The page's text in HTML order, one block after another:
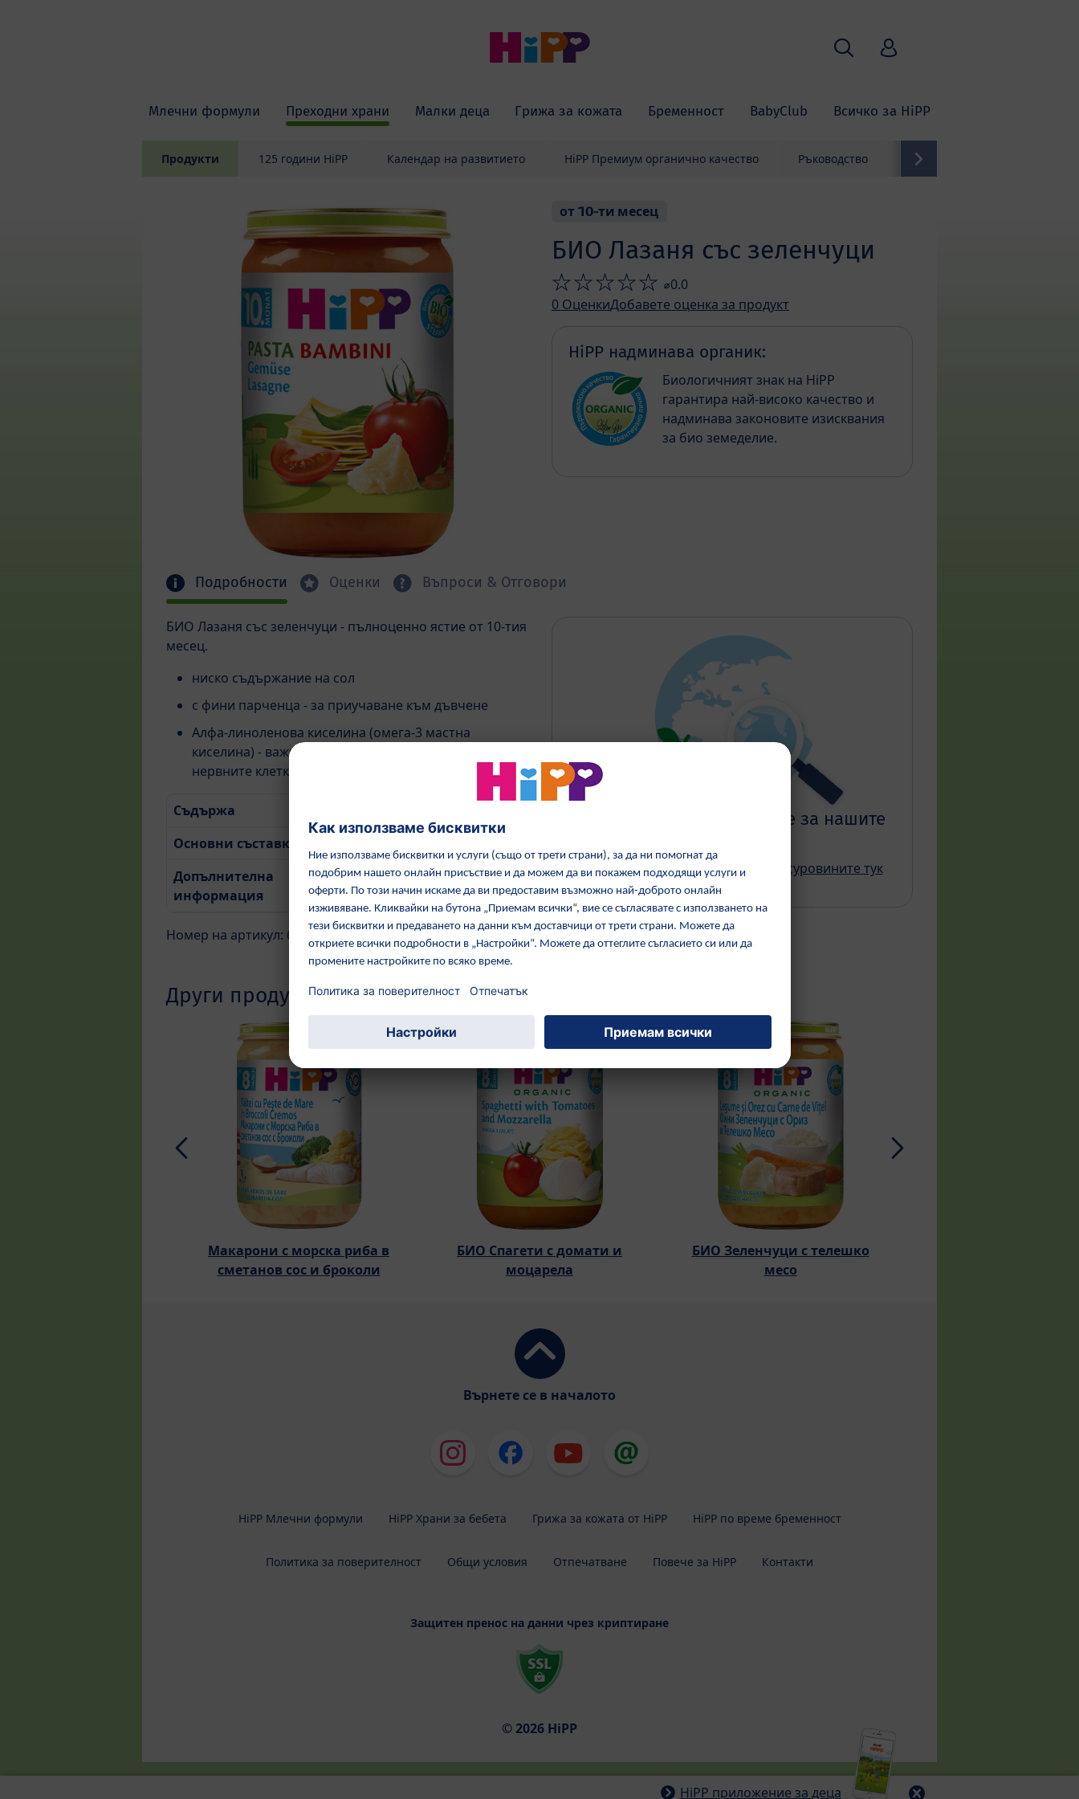
Млечни формули Преходни храни Малки деца Грижа за кожата Бременност BabyClub Всичко за HiPP
ТърсенеHiPP Babyclub
Продукти 125 години HiPP Календар на развитието HiPP Премиум органично качество Ръководство Контакти
от 10-ти месец
БИО Лазаня със зеленчуци
⌀0.0
0 ОценкиДобавете оценка за продукт
HiPP надминава органик:
Биологичният знак на HiPP
гарантира най-високо качество и
надминава законовите изисквания
за био земеделие.
Подробности Оценки Въпроси & Отговори
БИО Лазаня със зеленчуци - пълноценно ястие от 10-тия
месец.
ниско съдържание на сол
с фини парченца - за приучаване към дъвчене
Алфа-линоленова киселина (омега-3 мастна
киселина) - важна за развитието на мозъка и
нервните клетки
Съдържа
Основни съставки
Допълнителна
информация
Виж етикета за повече
информация (PDF)
Номер на артикул: 6410-01
Откъде идват суровините за нашите
Изследвайте произхода на HiPP суровините тук
Други продукти от тази категория
Макарони с морска риба в
сметанов сос и броколи
БИО Спагети с домати и
моцарела
БИО Зеленчуци с телешко
месо
Върнете се в началото
HiPP Млечни формули HiPP Храни за бебета Грижа за кожата от HiPP HiPP по време бременност
Политика за поверителност Общи условия Отпечатване Повече за HiPP Контакти
Защитен пренос на данни чрез криптиране
© 2026 HiPP
HiPP приложение за деца